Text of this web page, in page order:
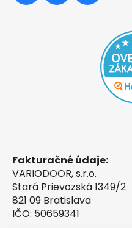
Fakturačné údaje:
VARIODOOR, s.r.o.
Stará Prievozská 1349/2
821 09 Bratislava
IČO: 50659341